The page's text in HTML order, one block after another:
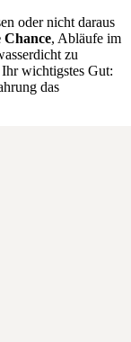
oder nicht daraus
Chance, Abläufe im
zu
wichtigstes Gut:
das